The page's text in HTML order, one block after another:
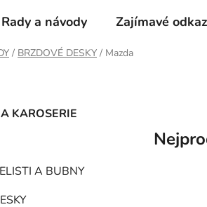
Rady a návody Zajímavé
/ BRZDOVÉ DESKY / Mazda
KAROSERIE
A BUBNY